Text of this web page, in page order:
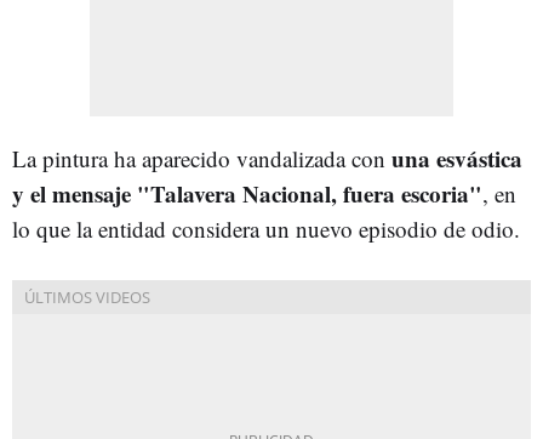
La pintura ha aparecido vandalizada con una esvástica
y el mensaje "Talavera Nacional, fuera escoria", en
lo que la entidad considera un nuevo episodio de odio.